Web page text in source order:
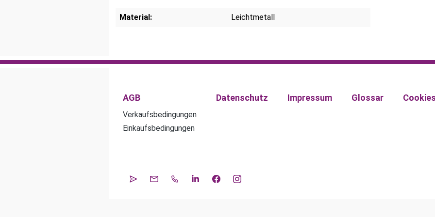
Material: Leichtmetall
AGB
Verkaufsbedingungen
Einkaufsbedingungen
Datenschutz Impressum Glossar